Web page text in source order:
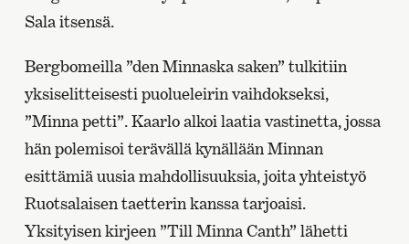
Sala itsensä.
Bergbomeilla ”den Minnaska saken” tulkitiin
yksiselitteisesti puolueleirin vaihdokseksi,
”Minna petti”. Kaarlo alkoi laatia vastinetta, jossa
hän polemisoi terävällä kynällään Minnan
esittämiä uusia mahdollisuuksia, joita yhteistyö
Ruotsalaisen taetterin kanssa tarjoaisi.
Yksityisen kirjeen ”Till Minna Canth” lähetti